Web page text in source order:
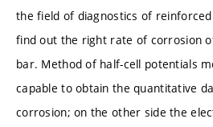
the field of diagnostics of
find out the right rate of corrosion
bar. Method of half-cell potentials
capable to obtain the quantitative
corrosion; on the other side the